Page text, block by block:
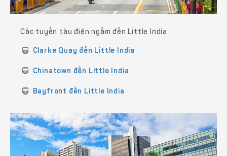
Các tuyến tàu điện ngầm đến Little India
Clarke Quay đến Little India
Chinatown đến Little India
Bayfront đến Little India